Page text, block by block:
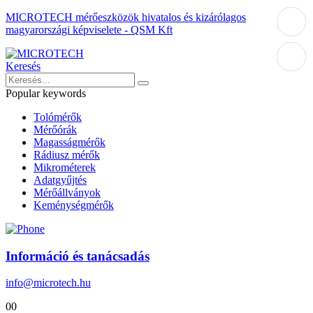
MICROTECH mérőeszközök hivatalos és kizárólagos
magyarországi képviselete - QSM Kft
Keresés
Popular keywords
Tolómérők
Mérőórák
Magasságmérők
Rádiusz mérők
Mikrométerek
Adatgyűjtés
Mérőállványok
Keménységmérők
Információ és tanácsadás
info@microtech.hu
00